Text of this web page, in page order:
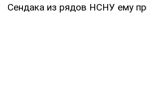
Сендака из рядов НСНУ ему